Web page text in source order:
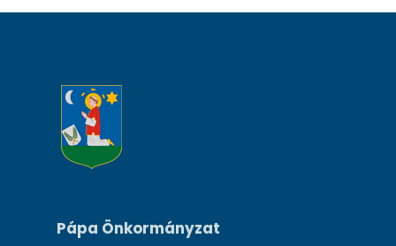
Pápa Önkormányzat